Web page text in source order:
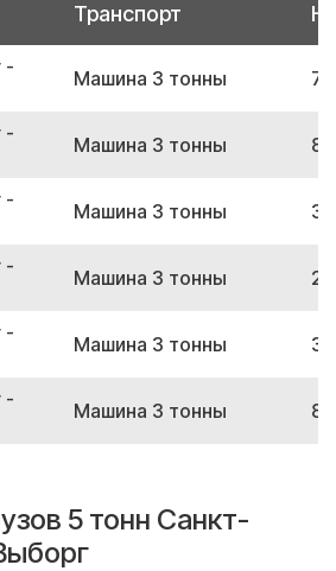
Транспорт
-
Машина 3 тонны
-
Машина 3 тонны
-
Машина 3 тонны
-
Машина 3 тонны
-
Машина 3 тонны
-
Машина 3 тонны
5 тонн Санкт-